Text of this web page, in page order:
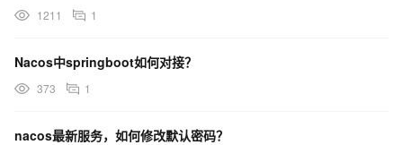
1211 1
Nacos中springboot如何对接？
373 1
nacos最新服务，如何修改默认密码？